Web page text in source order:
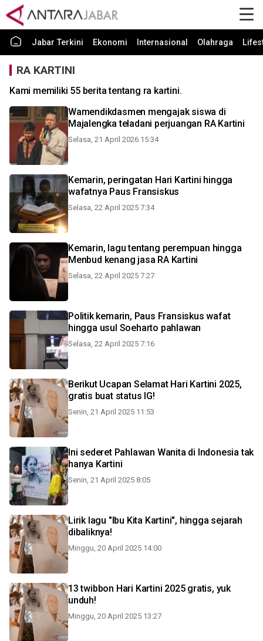
Jabar Terkini Ekonomi Internasional Olahraga
RA KARTINI
Kami memiliki 55 berita tentang ra kartini.
Wamendikdasmen mengajak siswa di
Majalengka teladani perjuangan RA Kartini
Selasa, 21 April 2026 15:34
Kemarin, peringatan Hari Kartini hingga
wafatnya Paus Fransiskus
Selasa, 22 April 2025 7:34
Kemarin, lagu tentang perempuan hingga
Menbud kenang jasa RA Kartini
Selasa, 22 April 2025 7:27
Politik kemarin, Paus Fransiskus wafat
hingga usul Soeharto pahlawan
Selasa, 22 April 2025 7:16
Berikut Ucapan Selamat Hari Kartini 2025,
gratis buat status IG!
Senin, 21 April 2025 11:53
Ini sederet Pahlawan Wanita di Indonesia tak
hanya Kartini
Senin, 21 April 2025 8:05
Lirik lagu "Ibu Kita Kartini", hingga sejarah
dibaliknya!
Minggu, 20 April 2025 14:00
13 twibbon Hari Kartini 2025 gratis, yuk
unduh!
Minggu, 20 April 2025 13:27